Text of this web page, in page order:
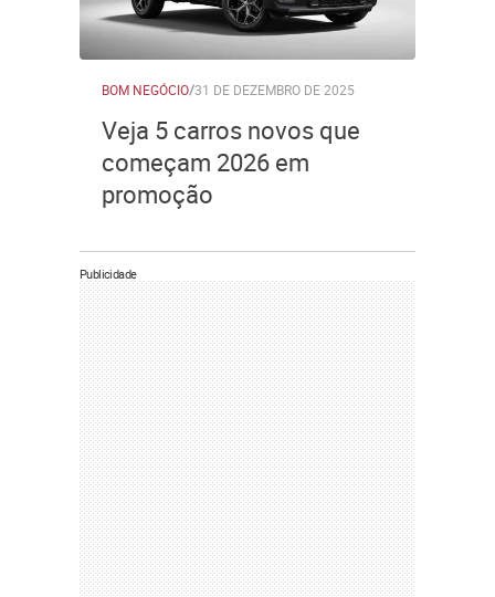
BOM NEGÓCIO/31 DE DEZEMBRO DE 2025
Veja 5 carros novos que
começam 2026 em
promoção
Publicidade